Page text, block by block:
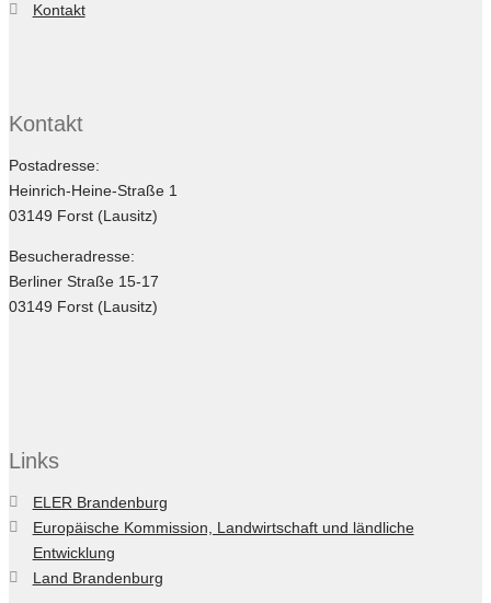
Kontakt
Kontakt
Postadresse:
Heinrich-Heine-Straße 1
03149 Forst (Lausitz)
Besucheradresse:
Berliner Straße 15-17
03149 Forst (Lausitz)
Links
ELER Brandenburg
Europäische Kommission, Landwirtschaft und ländliche
Entwicklung
Land Brandenburg